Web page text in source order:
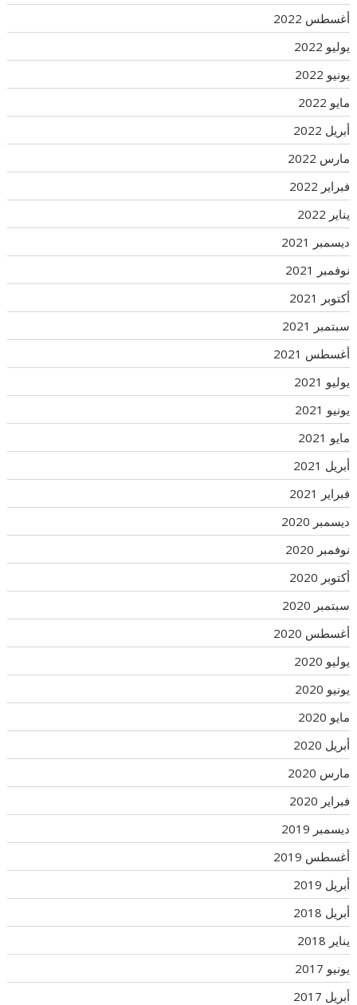
أغسطس 2022
يوليو 2022
يونيو 2022
مايو 2022
أبريل 2022
مارس 2022
فبراير 2022
يناير 2022
ديسمبر 2021
نوفمبر 2021
أكتوبر 2021
سبتمبر 2021
أغسطس 2021
يوليو 2021
يونيو 2021
مايو 2021
أبريل 2021
فبراير 2021
ديسمبر 2020
نوفمبر 2020
أكتوبر 2020
سبتمبر 2020
أغسطس 2020
يوليو 2020
يونيو 2020
مايو 2020
أبريل 2020
مارس 2020
فبراير 2020
ديسمبر 2019
أغسطس 2019
أبريل 2019
أبريل 2018
يناير 2018
يونيو 2017
أبريل 2017